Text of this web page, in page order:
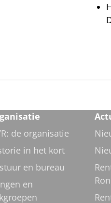
de organisatie
in het kort
en bureau
en